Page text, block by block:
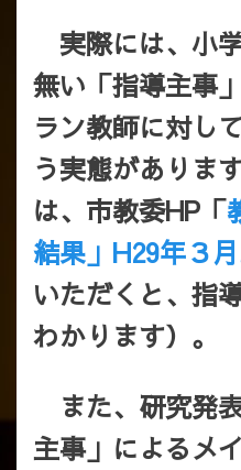
実際には、小
無い「指導主事
ラン教師に対し
う実態がありま
は、市教委HP「
結果」H29年３
いただくと、指
わかります）。
また、研究発
主事」によるメ